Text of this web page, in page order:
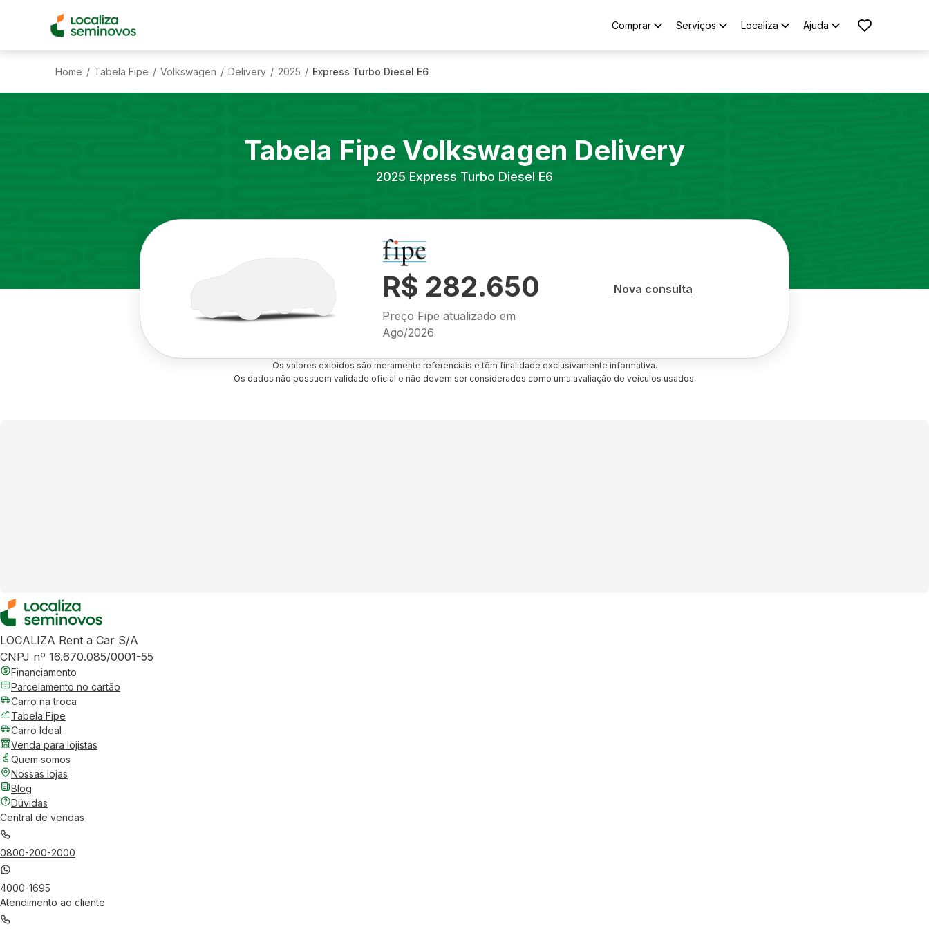
Comprar Serviços Localiza Ajuda
Home / Tabela Fipe / Volkswagen / Delivery / 2025 / Express Turbo Diesel E6
Tabela Fipe Volkswagen Delivery
2025 Express Turbo Diesel E6
R$ 282.650
Preço Fipe atualizado em
Ago/2026
Nova consulta
Os valores exibidos são meramente referenciais e têm finalidade exclusivamente informativa.
Os dados não possuem validade oficial e não devem ser considerados como uma avaliação de veículos usados.
LOCALIZA Rent a Car S/A
CNPJ nº 16.670.085/0001-55
Financiamento
Parcelamento no cartão
Carro na troca
Tabela Fipe
Carro Ideal
Venda para lojistas
Quem somos
Nossas lojas
Blog
Dúvidas
Central de vendas
0800-200-2000
4000-1695
Atendimento ao cliente